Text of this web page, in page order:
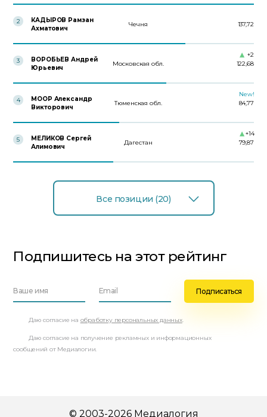
2
КАДЫРОВ Рамзан
Ахматович
Чечня 137,72
3
ВОРОБЬЕВ Андрей
Юрьевич
Московская обл. 122,68
+2
4
МООР Александр
Викторович
Тюменская обл. 84,77
New!
5
МЕЛИКОВ Сергей
Алимович
Дагестан 79,87
+14
Все позиции (20)
Подпишитесь на этот рейтинг
Даю согласие на обработку персональных данных.
Даю согласие на получение рекламных и информационных
сообщений от Медиалогии.
© 2003-2026 Медиалогия